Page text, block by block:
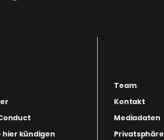
kündigen
Team
Kontakt
Mediadaten